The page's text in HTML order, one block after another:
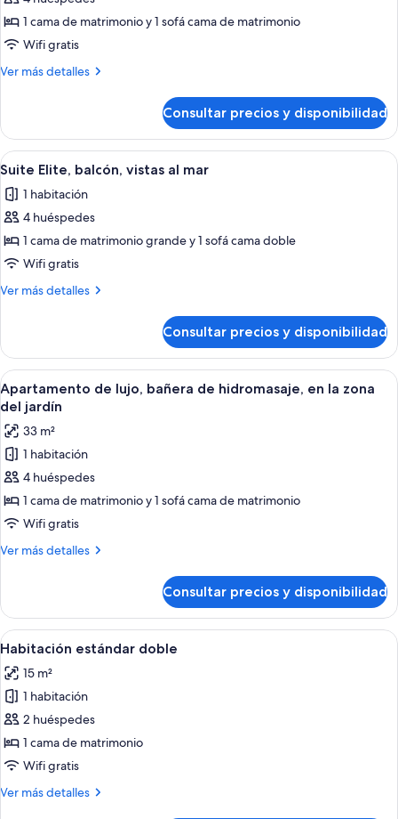
Apartamento
de
bañera
1 cama de matrimonio y 1 sofá cama de matrimonio
Wifi gratis
Ver más detalles
Más
de
lujo,
bañera
hidromasaje
Consultar precios y disponibilidad
Abrir
todas
las
fotos
de
Suite
Elite,
al
mar
Habitación de hotel moderna con
1
Suite Elite, balcón, vistas al mar
1 habitación
4 huéspedes
1 cama de matrimonio grande y 1 sofá cama doble
Wifi gratis
Ver más detalles
Más
Elite,
balcón,
vistas
al
Consultar precios y disponibilidad
Abrir
todas
las
fotos
de
Apartamento
de
lujo,
bañera
en
la
zona
del
jardín
Una terraza de madera con
1
Apartamento de lujo, bañera de hidromasaje, en la zona
del jardín
33 m²
1 habitación
4 huéspedes
1 cama de matrimonio y 1 sofá cama de matrimonio
Wifi gratis
Ver más detalles
Más
de
lujo,
bañera
hidromasaje,
en
la
zona
del
jardín
Consultar precios y disponibilidad
Abrir
todas
las
fotos
de
Habitación
estándar
Una habitación de hotel moderna
1
Habitación estándar doble
15 m²
1 habitación
2 huéspedes
1 cama de matrimonio
Wifi gratis
Ver más detalles
Más